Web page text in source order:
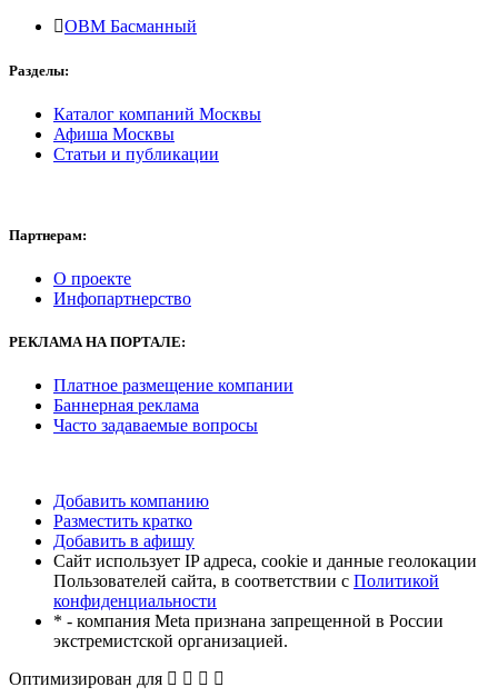
ОВМ Басманный
Разделы:
Каталог компаний Москвы
Афиша Москвы
Статьи и публикации
Партнерам:
О проекте
Инфопартнерство
РЕКЛАМАНА ПОРТАЛЕ:
Платное размещение компании
Баннерная реклама
Часто задаваемые вопросы
Добавить компанию
Разместить кратко
Добавить в афишу
Сайт использует IP адреса, cookie и данные геолокации
Пользователей сайта, в соответствии с Политикой
конфиденциальности
* - компания Meta признана запрещенной в России
экстремистской организацией.
Оптимизирован для